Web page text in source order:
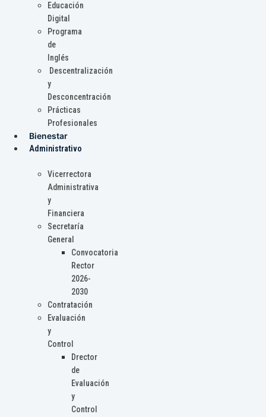
Educación
Digital
Programa
de
Inglés
Descentralización
y
Desconcentración
Prácticas
Profesionales
Bienestar
Administrativo
Vicerrectora
Administrativa
y
Financiera
Secretaría
General
Convocatoria
Rector
2026-
2030
Contratación
Evaluación
y
Control
Drector
de
Evaluación
y
Control